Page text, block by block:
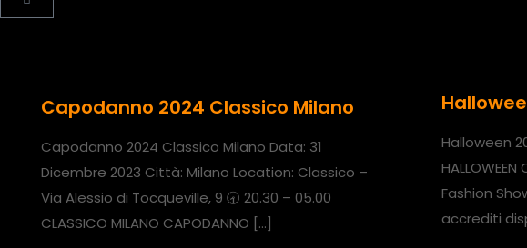
Capodanno 2024 Classico Milano
Capodanno 2024 Classico Milano Data: 31
Dicembre 2023 Città: Milano Location: Classico –
Via Alessio di Tocqueville, 9 🕣 20.30 – 05.00
CLASSICO MILANO CAPODANNO […]
Halloween
Fashion
accrediti